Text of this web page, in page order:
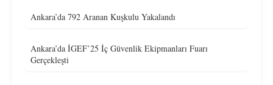
Ankara’da 792 Aranan Kuşkulu Yakalandı
Ankara’da İGEF’25 İç Güvenlik Ekipmanları Fuarı
Gerçekleşti